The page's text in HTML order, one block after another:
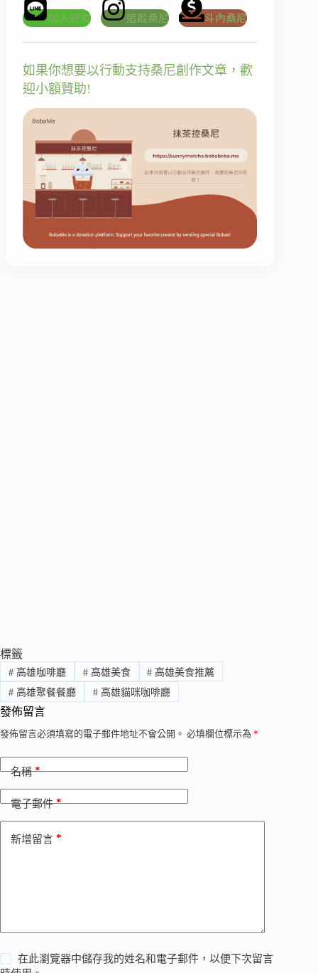
加入好友 追蹤桑尼 斗內桑尼
如果你想要以行動支持桑尼創作文章，歡
迎小額贊助!
標籤
#高雄咖啡廳 #高雄美食 # 高雄美食推薦
#高雄聚餐餐廳 #高雄貓咪咖啡廳
發佈留言
發佈留言必須填寫的電子郵件地址不會公開。 必填欄位標示為 *
名稱*
電子郵件*
新增留言 *
在此瀏覽器中儲存我的姓名和電子郵件，以便下次留言